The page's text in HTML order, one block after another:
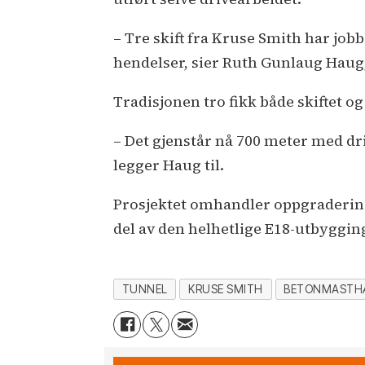
– Tre skift fra Kruse Smith har
hendelser, sier Ruth Gunlaug
Tradisjonen tro fikk både skiftet
– Det gjenstår nå 700 meter med
legger Haug til.
Prosjektet omhandler
del av den helhetlige E18-
TUNNEL KRUSE SMITH